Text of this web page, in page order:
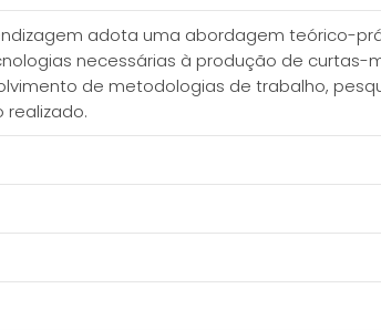
adota uma abordagem teórico-
necessárias à produção de
de metodologias de trabalho,
realizado.